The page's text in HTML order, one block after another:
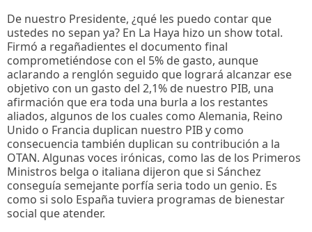
De nuestro Presidente, ¿qué les puedo contar que
ustedes no sepan ya? En La Haya hizo un show total.
Firmó a regañadientes el documento final
comprometiéndose con el 5% de gasto, aunque
aclarando a renglón seguido que logrará alcanzar ese
objetivo con un gasto del 2,1% de nuestro PIB, una
afirmación que era toda una burla a los restantes
aliados, algunos de los cuales como Alemania, Reino
Unido o Francia duplican nuestro PIB y como
consecuencia también duplican su contribución a la
OTAN. Algunas voces irónicas, como las de los Primeros
Ministros belga o italiana dijeron que si Sánchez
conseguía semejante porfía seria todo un genio. Es
como si solo España tuviera programas de bienestar
social que atender.